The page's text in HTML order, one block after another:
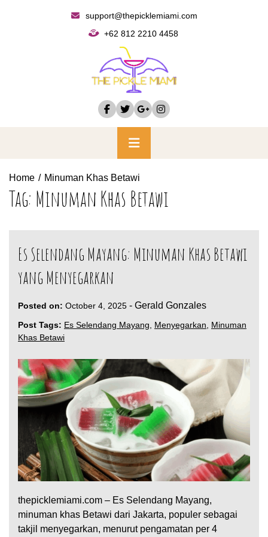
support@thepicklemiami.com
+62 812 2210 4458
Primary
Menu
Home Minuman Khas Betawi
Tag: Minuman Khas Betawi
Es Selendang Mayang: Minuman Khas Betawi
yang Menyegarkan
Posted on: October 4, 2025 - Gerald Gonzales
Post Tags: Es Selendang Mayang, Menyegarkan, Minuman
Khas Betawi
thepicklemiami.com – Es Selendang Mayang,
minuman khas Betawi dari Jakarta, populer sebagai
takjil menyegarkan, menurut pengamatan per 4